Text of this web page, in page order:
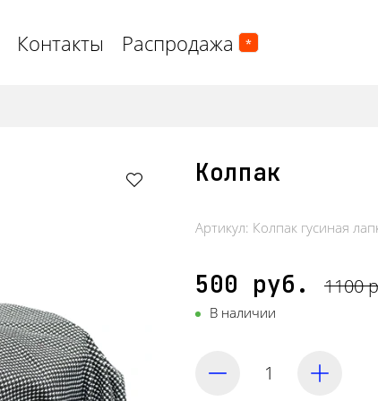
Контакты Распродажа *
Колпак
Артикул: Колпак гусиная
500 руб. 1100
В наличии